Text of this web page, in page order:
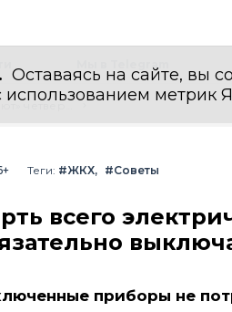
Оставаясь на сайте, вы
метрик
Теги: #ЖКХ #Советы
всего
приборы не